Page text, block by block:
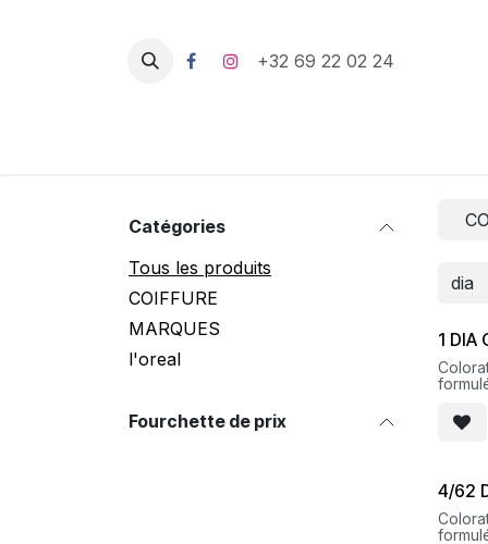
+32 69 22 02 24
Catégories
Tous les produits
COIFFURE
MARQUES
l'oreal
Fourchette de prix
1 DIA
4/62